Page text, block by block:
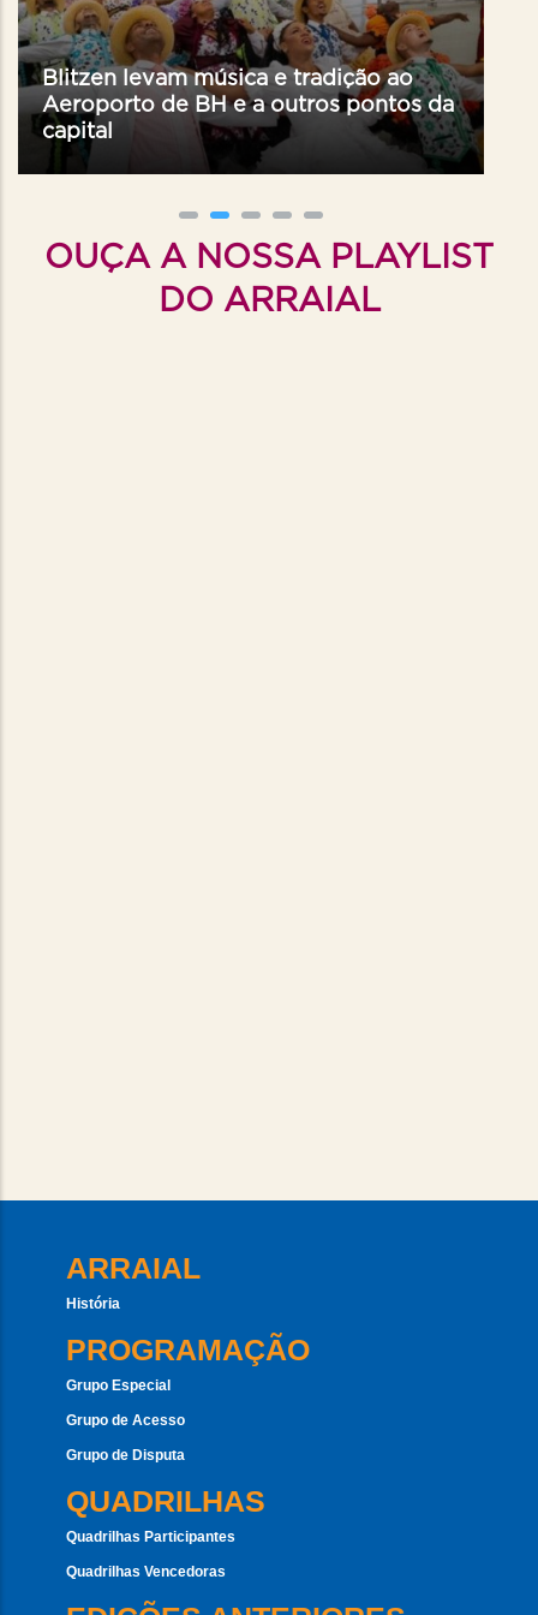
Blitzen levam música e tradição ao
Aeroporto de BH e a outros pontos da
capital
OUÇA A NOSSA PLAYLIST
DO ARRAIAL
ARRAIAL
História
PROGRAMAÇÃO
Grupo Especial
Grupo de Acesso
Grupo de Disputa
QUADRILHAS
Quadrilhas Participantes
Quadrilhas Vencedoras